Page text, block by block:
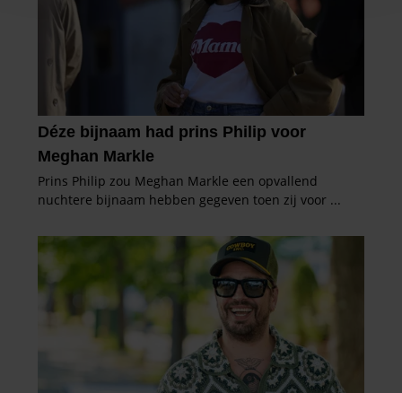
en om ons websiteverkeer te analyseren. Ook delen we
informatie over uw gebruik van onze site met onze
partners voor social media, adverteren en analyse. Deze
partners kunnen deze gegevens combineren met andere
informatie die u aan ze heeft verstrekt of die ze hebben
verzameld op basis van uw gebruik van hun services. U
gaat akkoord met onze cookies als u onze website blijft
gebruiken.